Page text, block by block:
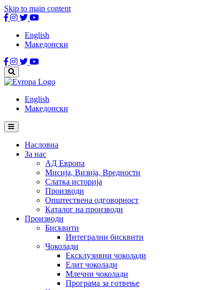
Skip to main content
English
Македонски
English
Македонски
Насловна
За нас
АД Европа
Мисија, Визија, Вредности
Слатка историја
Производи
Општествена одговорност
Каталог на производи
Производи
Бисквити
Интегрални бисквити
Чоколади
Ексклузивни чоколади
Елит чоколади
Млечни чоколади
Програма за готвење